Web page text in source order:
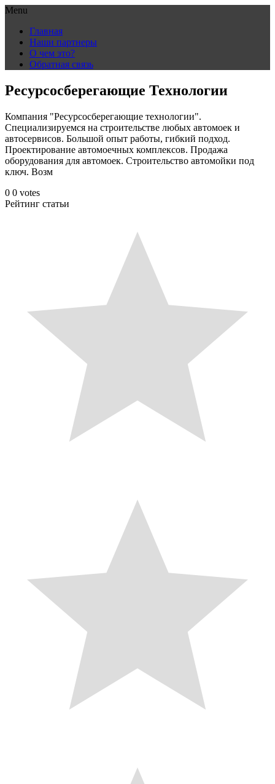
Menu
content
Главная
Наши партнеры
О чем это?
Обратная связь
Ресурсосберегающие Технологии
Компания "Ресурсосберегающие технологии".
Специализируемся на строительстве любых автомоек и
автосервисов. Большой опыт работы, гибкий подход.
Проектирование автомоечных комплексов. Продажа
оборудования для автомоек. Строительство автомойки под
ключ. Возм
0 0 votes
Рейтинг статьи